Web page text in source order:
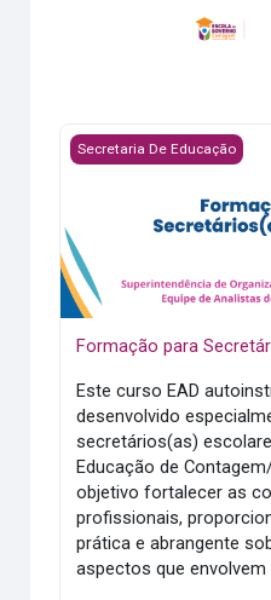
Formação para
Secretaria De Educação
Formação para
Este curso EAD
desenvolvido
secretários(as)
Educação de
objetivo fortalecer as
profissionais,
prática e abrangente
aspectos que envolvem